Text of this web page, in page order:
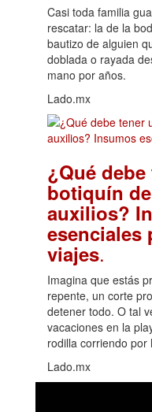
Casi toda familia
rescatar: la de la
bautizo de alguien
doblada o rayada
mano por años.
Lado.mx
¿Qué
botiquín
auxilios?
esenciales
viajes.
Imagina que estás
repente, un corte
detener todo. O tal
vacaciones en la
rodilla corriendo por
Lado.mx